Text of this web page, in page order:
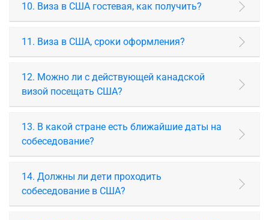
10. Виза в США гостевая, как получить?
11. Виза в США, сроки оформления?
12. Можно ли с действующей канадской
визой посещать США?
13. В какой стране есть ближайшие даты на
собеседование?
14. Должны ли дети проходить
собеседование в США?